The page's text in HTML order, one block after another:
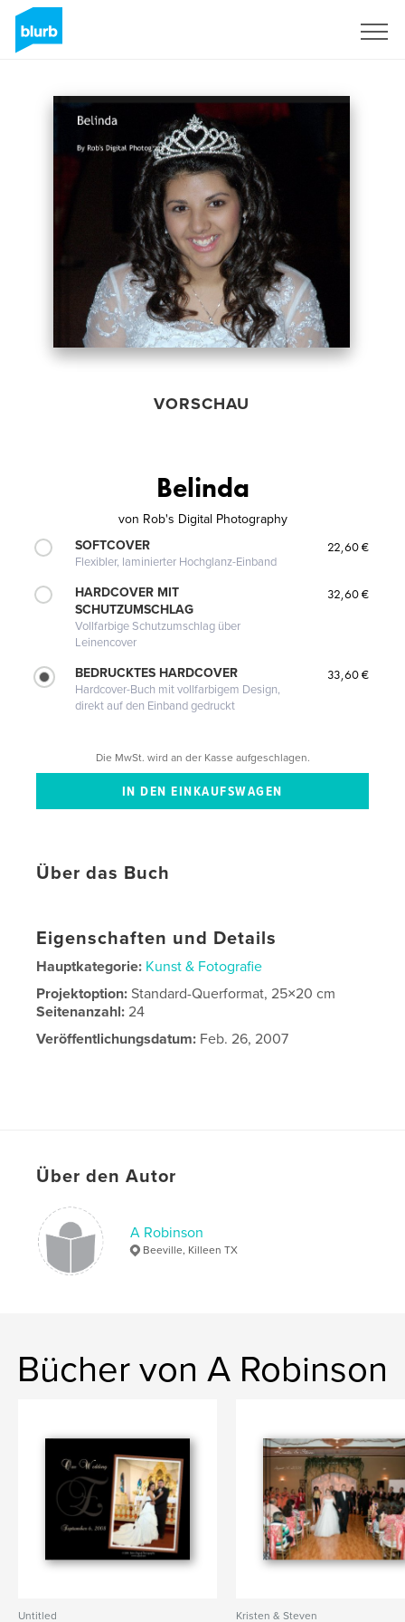
VORSCHAU
Belinda
von Rob's Digital Photography
SOFTCOVER
Flexibler, laminierter Hochglanz-Einband
22,60 €
HARDCOVER MIT
SCHUTZUMSCHLAG
Vollfarbige Schutzumschlag über
Leinencover
32,60 €
BEDRUCKTES HARDCOVER
Hardcover-Buch mit vollfarbigem Design,
direkt auf den Einband gedruckt
33,60 €
Die MwSt. wird an der Kasse aufgeschlagen.
Über das Buch
Eigenschaften und Details
Hauptkategorie: Kunst & Fotografie
Projektoption:Standard-Querformat, 25×20 cm
Seitenanzahl:24
Veröffentlichungsdatum: Feb. 26, 2007
Über den Autor
A Robinson
Beeville, Killeen TX
Bücher von A Robinson
Untitled Kristen & Steven